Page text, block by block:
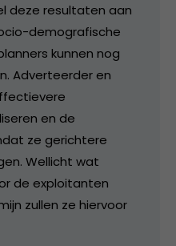
deze resultaten aan
demografische
kunnen nog
Adverteerder en
en de
ze gerichtere
Wellicht wat
de exploitanten
zullen ze hiervoor